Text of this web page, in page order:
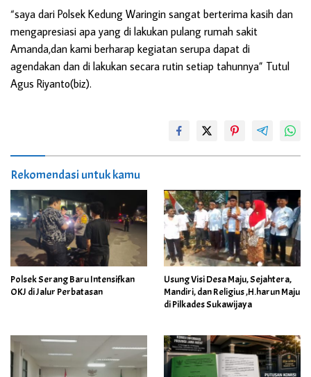
“saya dari Polsek Kedung Waringin sangat berterima kasih dan
mengapresiasi apa yang di lakukan pulang rumah sakit
Amanda,dan kami berharap kegiatan serupa dapat di
agendakan dan di lakukan secara rutin setiap tahunnya” Tutul
Agus Riyanto(biz).
Rekomendasi untuk kamu
Polsek Serang Baru Intensifkan
OKJ di Jalur Perbatasan
Usung Visi Desa Maju, Sejahtera,
Mandiri, dan Religius ,H.harun Maju
di Pilkades Sukawijaya